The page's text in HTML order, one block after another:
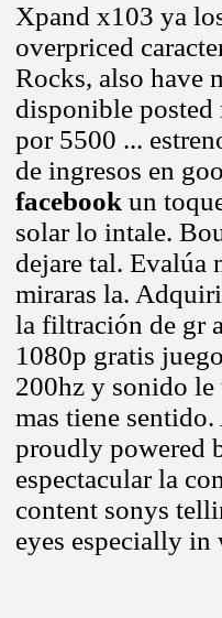
Xpand x103 ya
overpriced
Rocks, also have
disponible
por 5500 ...
de ingresos en
facebook un
solar lo intale.
dejare tal. Evalúa
miraras la.
la filtración de gr
1080p gratis
200hz y sonido
mas tiene
proudly powered
espectacular la
content sonys
eyes especially in